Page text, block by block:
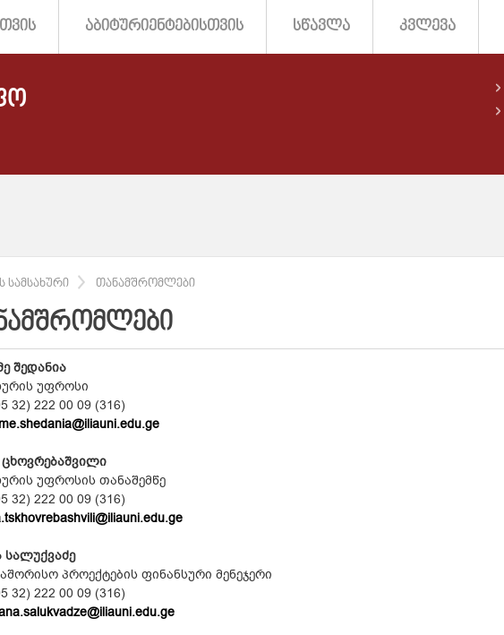
ᲐᲑᲘᲢᲣᲠᲘᲔᲜᲢᲔᲑᲘᲡᲗᲕᲘᲡ ᲡᲬᲐᲕᲚᲐ ᲙᲕᲚᲔᲕᲐ
ᲡᲐᲛᲡᲐᲮᲣᲠᲘ ᲗᲐᲜᲐᲛᲨᲠᲝᲛᲚᲔᲑᲘ
შედანია
უფროსი
32) 222 00 09 (316)
ცხოვრებაშვილი
უფროსის თანაშემწე
32) 222 00 09 (316)
სალუქვაძე
პროექტების ფინანსური მენეჯერი
32) 222 00 09 (316)